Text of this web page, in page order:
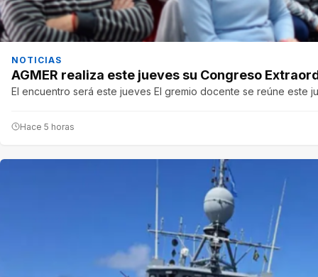
NOTICIAS
AGMER realiza este jueves su Congreso
El encuentro será este jueves El gremio docente se reúne este
Hace 5 horas